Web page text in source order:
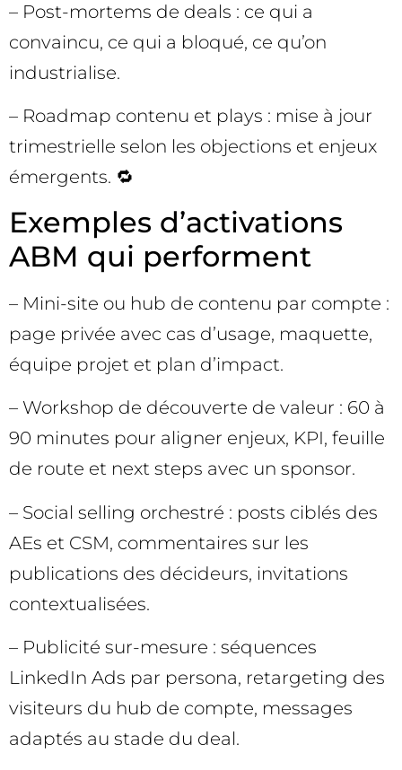
– Post-mortems de deals : ce qui a
convaincu, ce qui a bloqué, ce qu’on
industrialise.
– Roadmap contenu et plays : mise à jour
trimestrielle selon les objections et enjeux
émergents. 🔁
Exemples d’activations
ABM qui performent
– Mini-site ou hub de contenu par compte :
page privée avec cas d’usage, maquette,
équipe projet et plan d’impact.
– Workshop de découverte de valeur : 60 à
90 minutes pour aligner enjeux, KPI, feuille
de route et next steps avec un sponsor.
– Social selling orchestré : posts ciblés des
AEs et CSM, commentaires sur les
publications des décideurs, invitations
contextualisées.
– Publicité sur-mesure : séquences
LinkedIn Ads par persona, retargeting des
visiteurs du hub de compte, messages
adaptés au stade du deal.